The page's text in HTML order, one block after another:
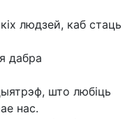
людзей, каб стаць
дабра
што любіць
нас.